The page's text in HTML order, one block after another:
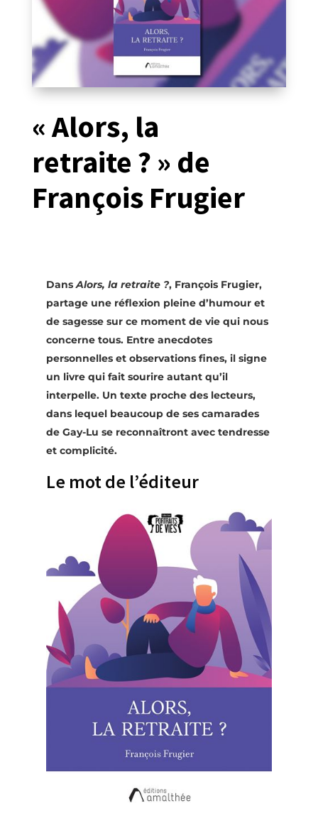
« Alors, la
retraite ? » de
François Frugier
DansAlors, la retraite ?, François Frugier,
partage une réflexion pleine d’humour et
de sagesse sur ce moment de vie qui nous
concerne tous. Entre anecdotes
personnelles et observations fines, il signe
un livre qui fait sourire autant qu’il
interpelle. Un texte proche des lecteurs,
dans lequel beaucoup de ses camarades
de Gay-Lu se reconnaîtront avec tendresse
et complicité.
Le mot de l’éditeur